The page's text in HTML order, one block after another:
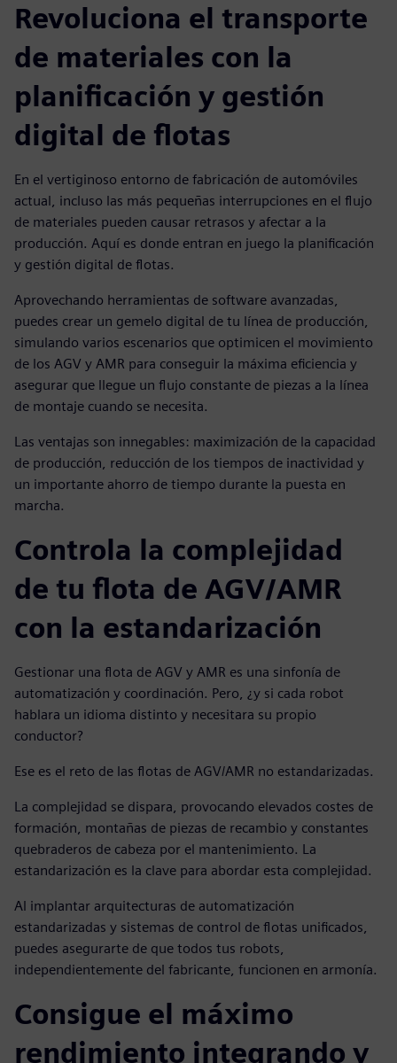
Revoluciona el transporte
de materiales con la
planificación y gestión
digital de flotas
En el vertiginoso entorno de fabricación de automóviles
actual, incluso las más pequeñas interrupciones en el flujo
de materiales pueden causar retrasos y afectar a la
producción. Aquí es donde entran en juego la planificación
y gestión digital de flotas.
Aprovechando herramientas de software avanzadas,
puedes crear un gemelo digital de tu línea de producción,
simulando varios escenarios que optimicen el movimiento
de los AGV y AMR para conseguir la máxima eficiencia y
asegurar que llegue un flujo constante de piezas a la línea
de montaje cuando se necesita.
Las ventajas son innegables: maximización de la capacidad
de producción, reducción de los tiempos de inactividad y
un importante ahorro de tiempo durante la puesta en
marcha.
Controla la complejidad
de tu flota de AGV/AMR
con la estandarización
Gestionar una flota de AGV y AMR es una sinfonía de
automatización y coordinación. Pero, ¿y si cada robot
hablara un idioma distinto y necesitara su propio
conductor?
Ese es el reto de las flotas de AGV/AMR no estandarizadas.
La complejidad se dispara, provocando elevados costes de
formación, montañas de piezas de recambio y constantes
quebraderos de cabeza por el mantenimiento. La
estandarización es la clave para abordar esta complejidad.
Al implantar arquitecturas de automatización
estandarizadas y sistemas de control de flotas unificados,
puedes asegurarte de que todos tus robots,
independientemente del fabricante, funcionen en armonía.
Consigue el máximo
rendimiento integrando y